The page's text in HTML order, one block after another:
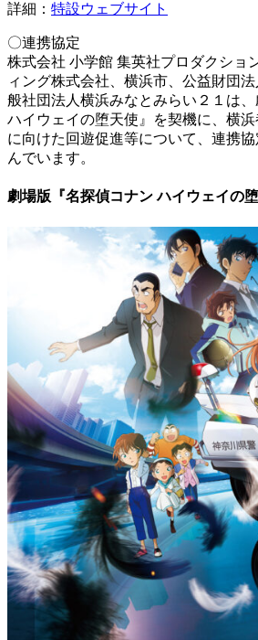
詳細： 特設ウェブサイト
〇連携協定
株式会社 小学館 集英社プロダクショ
ィング株式会社、横浜市、公益財団
般社団法人横浜みなとみらい２１は
ハイウェイの堕天使』を契機に、横
に向けた回遊促進等について、連携
んでいます。
劇場版『名探偵コナン ハイウェイの